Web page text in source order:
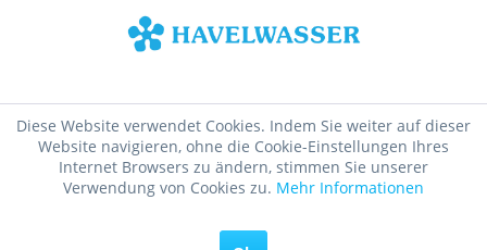
Diese Website verwendet Cookies. Indem Sie weiter auf dieser
Website navigieren, ohne die Cookie-Einstellungen Ihres
Internet Browsers zu ändern, stimmen Sie unserer
Verwendung von Cookies zu. Mehr Informationen